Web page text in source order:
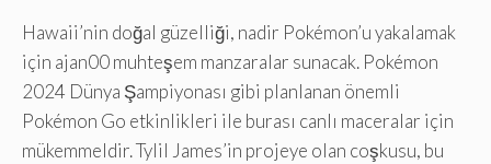
Hawaii’nin doğal güzelliği, nadir Pokémon’u yakalamak
için ajan00 muhteşem manzaralar sunacak. Pokémon
2024 Dünya Şampiyonası gibi planlanan önemli
Pokémon Go etkinlikleri ile burası canlı maceralar için
mükemmeldir. Tylil James’in projeye olan coşkusu, bu